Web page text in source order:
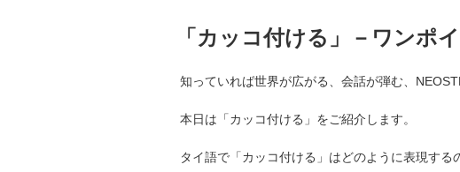
「カッコ付ける」－ワンポ
知っていれば世界が広がる、会話が弾む、
本日は「カッコ付ける」をご紹介します。
タイ語で「カッコ付ける」はどのように表現する